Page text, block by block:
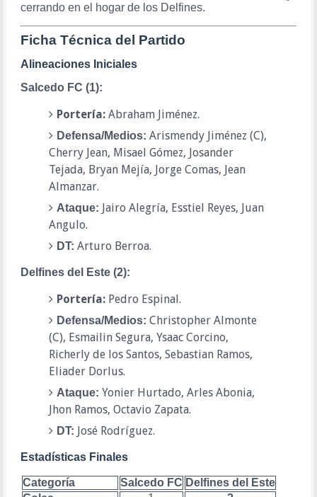
cerrando en el hogar de los Delfines.
Ficha Técnica del Partido
Alineaciones Iniciales
Salcedo FC (1):
Portería:Abraham Jiménez.
Defensa/Medios: Arismendy Jiménez (C),
Cherry Jean, Misael Gómez, Josander
Tejada, Bryan Mejía, Jorge Comas, Jean
Almanzar.
Ataque: Jairo Alegría, Esstiel Reyes, Juan
Angulo.
DT: Arturo Berroa.
Delfines del Este (2):
Portería:Pedro Espinal.
Defensa/Medios: Christopher Almonte
(C), Esmailin Segura, Ysaac Corcino,
Richerly de los Santos, Sebastian Ramos,
Eliader Dorlus.
Ataque: Yonier Hurtado, Arles Abonia,
Jhon Ramos, Octavio Zapata.
DT: José Rodríguez.
Estadísticas Finales
Categoría Salcedo FC Delfines del Este